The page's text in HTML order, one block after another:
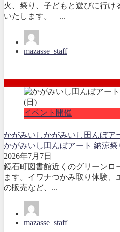
火、祭り、子どもと遊びに行け
いたします。 ...
mazasse_staff
イベント開催
かがみいしかがみいし田んぼア
かがみいし田んぼアート 納涼
2026年7月7日
鏡石町図書館近くのグリーンロ
ます。イワナつかみ取り体験
の販売など、...
mazasse_staff